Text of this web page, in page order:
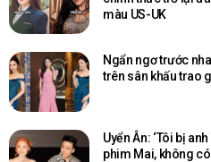
màu US-UK
Ngẩn ngơ trước
trên sân khấu trao
Uyển Ân: ‘Tôi bị
phim Mai, không